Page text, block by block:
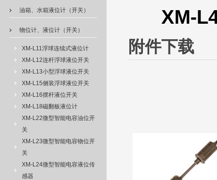
油箱、水箱液位计（开关）
物位计、液位计（开关）
XM-L11浮球连续式液位计
XM-L12连杆浮球液位开关
XM-L13小型浮球液位开关
XM-L15侧装浮球液位开关
XM-L16摆杆液位开关
XM-L18磁翻板液位计
XM-L22微型智能电容油位开
关
XM-L23微型智能电容物位开
关
XM-L24微型智能电容液位传
感器
XM-
附件下载